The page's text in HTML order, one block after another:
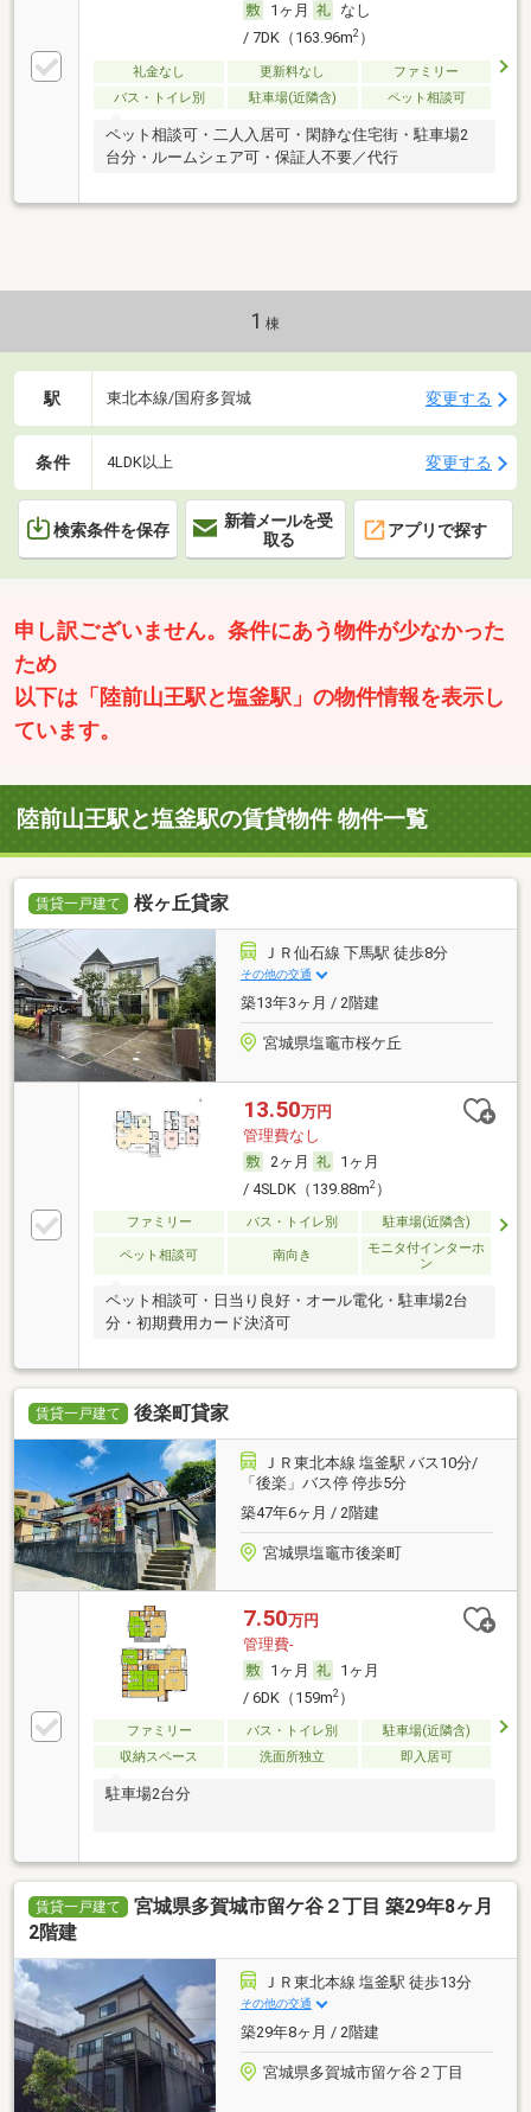
1ヶ月
なし
/ 7DK（163.96m2）
礼金なし 更新料なし
ファミリー
バス・トイレ別
駐車場(近隣含) ペット相談可
ペット相談可・二人入居可・閑静な住宅街・駐車場2
台分・ルームシェア可・保証人不要／代行
1 棟
駅 東北本線/国府多賀城 変更する
条件 4LDK以上 変更する
検索条件を保存
新着メールを受
取る
アプリで探す
申し訳ございません。条件にあう物件が少なかった
ため
以下は「陸前山王駅と塩釜駅」の物件情報を表示し
ています。
陸前山王駅と塩釜駅の賃貸物件 物件一覧
賃貸一戸建て 桜ヶ丘貸家
ＪＲ仙石線 下馬駅 徒歩8分
その他の交通
築13年3ヶ月 / 2階建
宮城県塩竈市桜ケ丘
13.50万円
管理費なし
2ヶ月
1ヶ月
/ 4SLDK（139.88m2）
ファミリー バス・トイレ別 駐車場(近隣含)
ペット相談可 南向き
モニタ付インターホ
ン
ペット相談可・日当り良好・オール電化・駐車場2台
分・初期費用カード決済可
賃貸一戸建て 後楽町貸家
ＪＲ東北本線 塩釜駅 バス10分/
「後楽」バス停 停歩5分
築47年6ヶ月 / 2階建
宮城県塩竈市後楽町
7.50万円
管理費-
1ヶ月
1ヶ月
/ 6DK（159m2）
ファミリー バス・トイレ別
駐車場(近隣含)
収納スペース
洗面所独立 即入居可
駐車場2台分
賃貸一戸建て
宮城県多賀城市留ケ谷２丁目 築29年8ヶ月
2階建
ＪＲ東北本線 塩釜駅 徒歩13分
その他の交通
築29年8ヶ月 / 2階建
宮城県多賀城市留ケ谷２丁目